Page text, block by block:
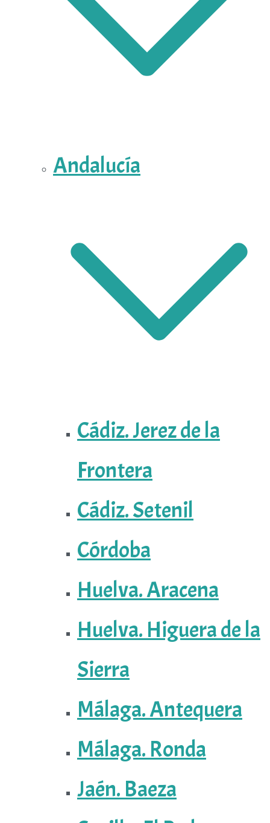
Andalucía
Cádiz. Jerez de la
Frontera
Cádiz. Setenil
Córdoba
Huelva. Aracena
Huelva. Higuera de la
Sierra
Málaga. Antequera
Málaga. Ronda
Jaén. Baeza